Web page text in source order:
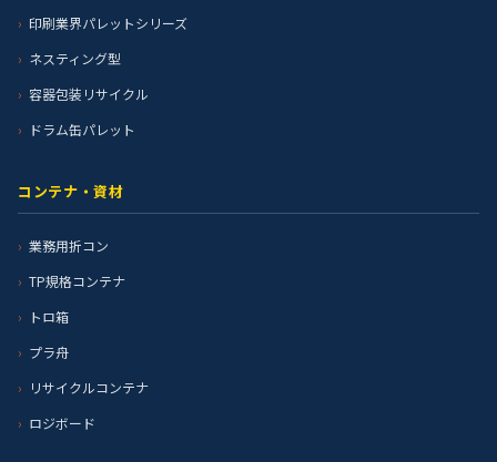
印刷業界パレットシリーズ
ネスティング型
容器包装リサイクル
ドラム缶パレット
コンテナ・資材
業務用折コン
TP規格コンテナ
トロ箱
プラ舟
リサイクルコンテナ
ロジボード